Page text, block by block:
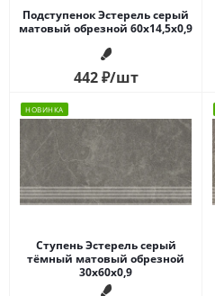
Подступенок Эстерель серый
матовый обрезной 60x14,5x0,9
442₽/шт
НОВИНКА
Ступень Эстерель серый
тёмный матовый обрезной
30x60x0,9